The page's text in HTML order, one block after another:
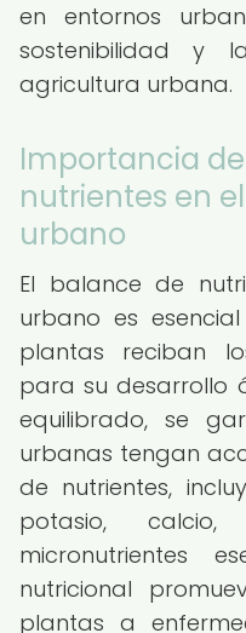
en entornos
sostenibilidad y
agricultura urbana.
Importancia
nutrientes en
urbano
El balance de
urbano es
plantas reciban
para su desarrollo
equilibrado, se
urbanas tengan
de nutrientes,
potasio,
micronutrientes
nutricional
plantas a